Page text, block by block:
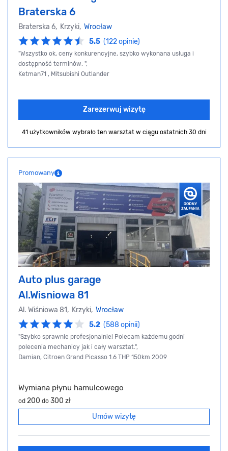
Braterska 6
Braterska 6, Krzyki, Wrocław
5.5 (122 opinie)
"Wszystko ok, ceny konkurencyjne, szybko wykonana usługa i
dostępność terminów. ",
Ketman71 , Mitsubishi Outlander
Zarezerwuj wizytę
41 użytkowników wybrało ten warsztat w ciągu ostatnich 30 dni
Promowany
Auto plus garage
Al.Wisniowa 81
Al. Wiśniowa 81, Krzyki, Wrocław
5.2 (588 opinii)
"Szybko sprawnie profesjonalnie! Polecam każdemu godni
polecenia mechanicy jak i cały warsztat.",
Damian, Citroen Grand Picasso 1.6 THP 150km 2009
Wymiana płynu hamulcowego
od 200 do 300 zł
Umów wizytę